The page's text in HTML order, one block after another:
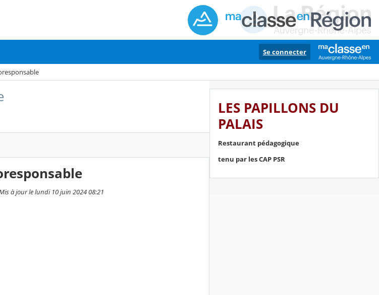
Se connecter
à jour le lundi 10 juin 2024 08:21
LES PAPILLONS DU
PALAIS
Restaurant pédagogique
tenu par les CAP PSR